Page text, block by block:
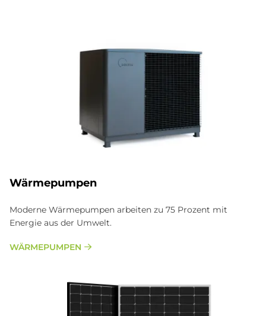
Wärmepumpen
Moderne Wärmepumpen arbeiten zu 75 Prozent mit
Energie aus der Umwelt.
WÄRMEPUMPEN